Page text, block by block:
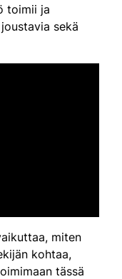
toimii ja
sekä
miten
kohtaa,
tässä